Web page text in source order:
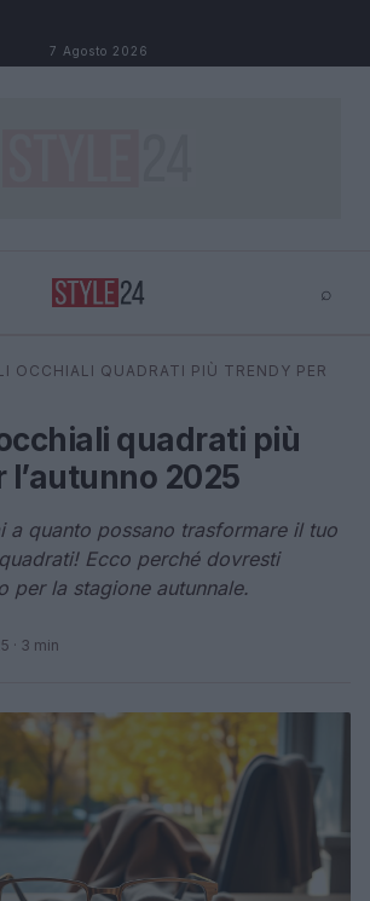
7 Agosto 2026
⌕
⌕ ×
OCCHIALI QUADRATI PIÙ TRENDY PER
quadrati più
2025
a quanto possano trasformare il tuo
Ecco perché dovresti
per la stagione autunnale.
· 3 min